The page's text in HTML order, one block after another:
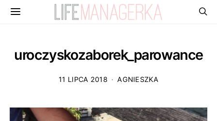
uroczyskozaborek_parowance
11 LIPCA 2018 AGNIESZKA